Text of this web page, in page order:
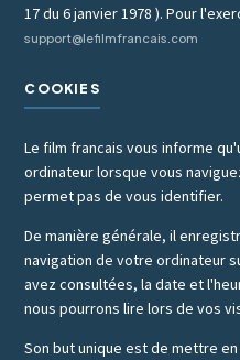
17 du 6 janvier 1978 ). Pour
support@lefilmfrancais.com
COOKIES
Le film francais vous informe
ordinateur lorsque vous
permet pas de vous identifier.
De manière générale, il
navigation de votre ordinateur
avez consultées, la date et
nous pourrons lire lors de vos
Son but unique est de mettre